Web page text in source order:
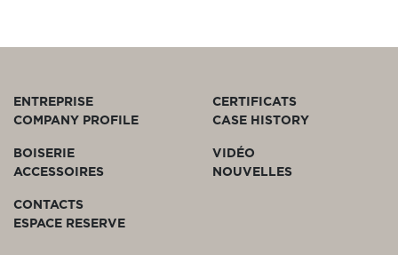
ENTREPRISE
COMPANY PROFILE
CERTIFICATS
CASE HISTORY
BOISERIE
ACCESSOIRES
VIDÉO
NOUVELLES
CONTACTS
ESPACE RESERVE